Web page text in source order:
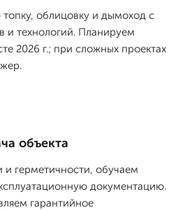
облицовку и дымоход с
технологий. Планируем
2026 г.; при сложных проектах
объекта
герметичности, обучаем
документацию.
гарантийное